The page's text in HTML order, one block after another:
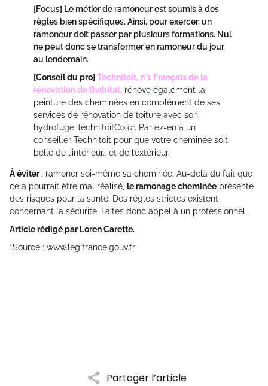
Partager l’article
[Focus] Le métier de ramoneur est soumis à des
règles bien spécifiques. Ainsi, pour exercer, un
ramoneur doit passer par plusieurs formations. Nul
ne peut donc se transformer en ramoneur du jour
au lendemain.
[Conseil du pro]Technitoit, n°1 Français de la
rénovation de l’habitat, rénove également la
peinture des cheminées en complément de ses
services de rénovation de toiture avec son
hydrofuge TechnitoitColor. Parlez-en à un
conseiller Technitoit pour que votre cheminée soit
belle de l’intérieur… et de l’extérieur.
À éviter: ramoner soi-même sa cheminée. Au-delà du fait que
cela pourrait être mal réalisé, le ramonage cheminée présente
des risques pour la santé. Des règles strictes existent
concernant la sécurité. Faites donc appel à un professionnel.
Article rédigé par Loren Carette.
*Source : www.legifrance.gouv.fr